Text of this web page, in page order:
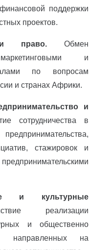
поддержки
проектов.
право. Обмен
и
по вопросам
и странах Африки.
и
сотрудничества в
стажировок и
и культурные
реализации
и общественно
направленных на